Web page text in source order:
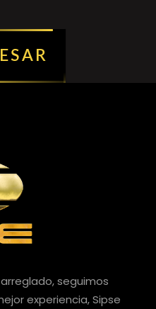
seguimos
experiencia, Sipse